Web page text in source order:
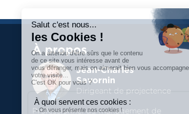
À propos
Jean-Charles
Savornin
Dirigeant de projectence
Professionnel du management de